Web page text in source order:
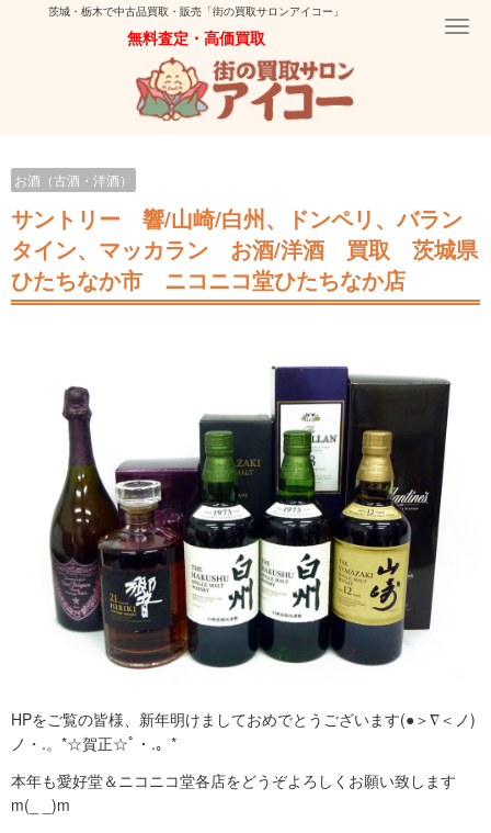
茨城・栃木で中古品買取・販売「街の買取サロンアイコー」
無料査定・高価買取
お酒（古酒・洋酒）
サントリー 響/山崎/白州、ドンペリ、バラン
タイン、マッカラン お酒/洋酒 買取 茨城県
ひたちなか市 ニコニコ堂ひたちなか店
HPをご覧の皆様、新年明けましておめでとうございます(●＞∇＜ノ)
ノ・.。*☆賀正☆ﾟ・.。*
本年も愛好堂＆ニコニコ堂各店をどうぞよろしくお願い致します
m(_ _)m